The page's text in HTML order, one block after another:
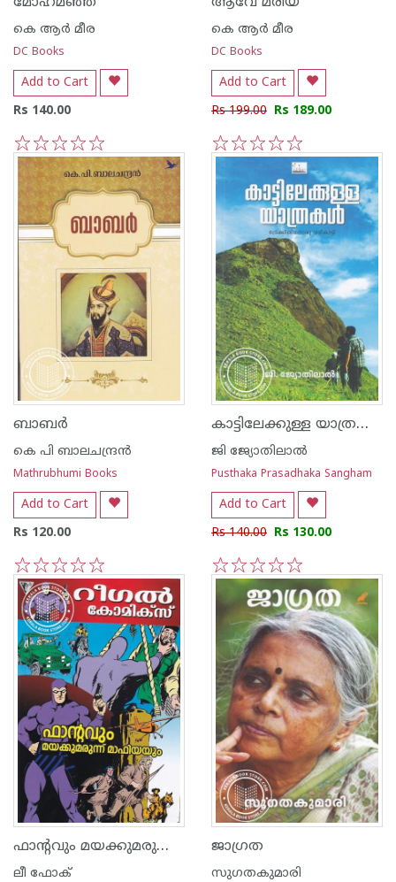
കെ ആര്‍ മീര
DC Books
Add to Cart
Rs 140.00
5
4
3
2
1
കെ ആര്‍ മീര
DC Books
Add to Cart
Rs 199.00 Rs 189.00
5
4
3
2
1
ബാബര്‍
കെ പി ബാലചന്ദ്രന്‍
Mathrubhumi Books
Add to Cart
Rs 120.00
5
4
3
2
1
കാട്ടിലേക്കുള്ള യാത്രകള്‍
ജി ജ്യോതിലാല്‍
Pusthaka Prasadhaka Sangham
Add to Cart
Rs 140.00 Rs 130.00
5
4
3
2
1
ഫാന്റവും മയക്കുമരുന്ന് മാഫിയയും -1
ലീ ഫോക്
ജാഗ്രത
സുഗതകുമാരി